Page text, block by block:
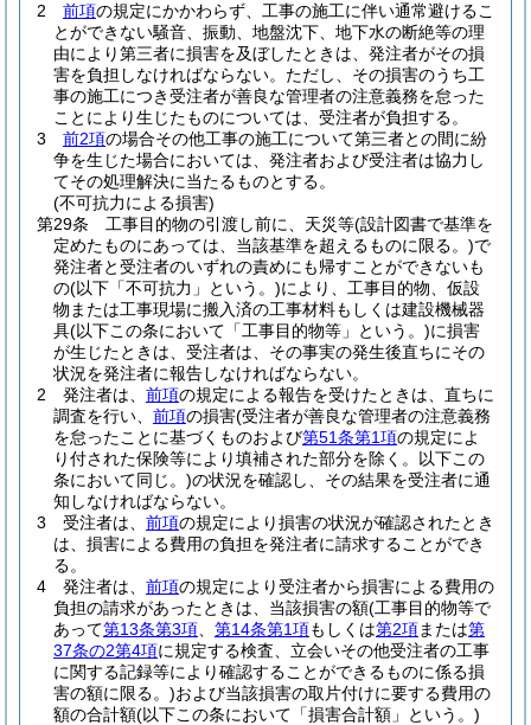
2
前項の規定にかかわらず、工事の施工に伴い通常避けるこ
とができない騒音、振動、地盤沈下、地下水の断絶等の理
由により第三者に損害を及ぼしたときは、発注者がその損
害を負担しなければならない。 ただし、その損害のうち工
事の施工につき受注者が善良な管理者の注意義務を怠った
ことにより生じたものについては、受注者が負担する。
3
前2項の場合その他工事の施工について第三者との間に紛
争を生じた場合においては、発注者および受注者は協力し
てその処理解決に当たるものとする。
(不可抗力による損害)
第29条
工事目的物の引渡し前に、天災等(設計図書で基準を
定めたものにあっては、当該基準を超えるものに限る。)で
発注者と受注者のいずれの責めにも帰すことができないも
の(以下「不可抗力」という。)により、工事目的物、仮設
物または工事現場に搬入済の工事材料もしくは建設機械器
具(以下この条において「工事目的物等」という。)に損害
が生じたときは、受注者は、その事実の発生後直ちにその
状況を発注者に報告しなければならない。
2
発注者は、 前項の規定による報告を受けたときは、直ちに
調査を行い、 前項の損害(受注者が善良な管理者の注意義務
を怠ったことに基づくものおよび第51条第1項の規定によ
り付された保険等により填補された部分を除く。以下この
条において同じ。)の状況を確認し、その結果を受注者に通
知しなければならない。
3
受注者は、 前項の規定により損害の状況が確認されたとき
は、損害による費用の負担を発注者に請求することができ
る。
4
発注者は、 前項の規定により受注者から損害による費用の
負担の請求があったときは、当該損害の額(工事目的物等で
あって第13条第3項 第14条第1項もしくは第2項または第
37条の2第4項に規定する検査、立会いその他受注者の工事
に関する記録等により確認することができるものに係る損
害の額に限る。)および当該損害の取片付けに要する費用の
額の合計額(以下この条において「損害合計額」という。)